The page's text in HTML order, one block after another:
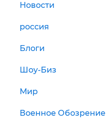
Новости
россия
Блоги
Шоу-Биз
Мир
Военное Обозрение